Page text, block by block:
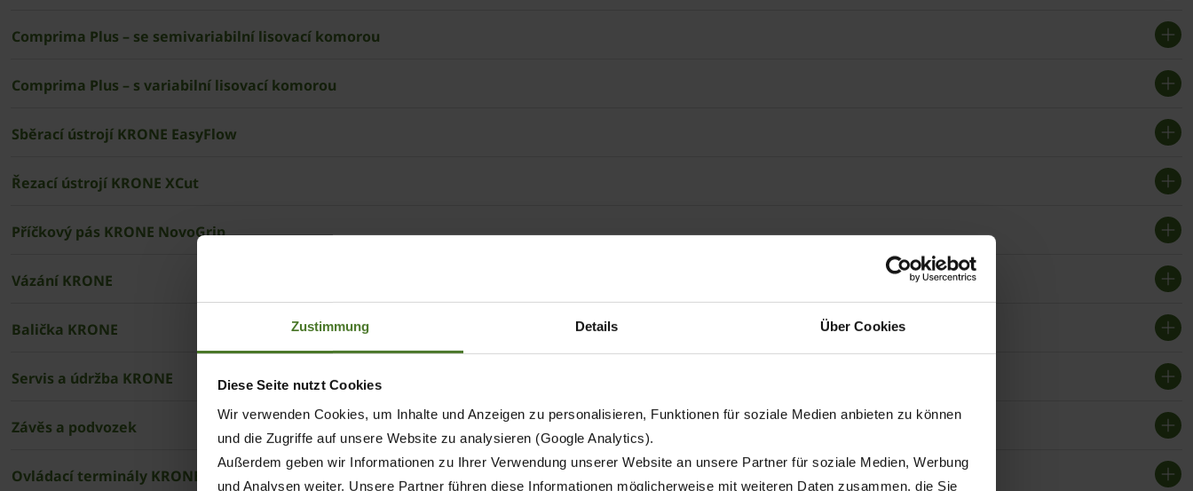
Zustimmung Details Über Cookies
Diese Seite nutzt Cookies
Wir verwenden Cookies, um Inhalte und Anzeigen zu personalisieren, Funktionen für soziale Medien anbieten zu können
und die Zugriffe auf unsere Website zu analysieren (Google Analytics).
Außerdem geben wir Informationen zu Ihrer Verwendung unserer Website an unsere Partner für soziale Medien, Werbung
und Analysen weiter. Unsere Partner führen diese Informationen möglicherweise mit weiteren Daten zusammen, die Sie
Comprima Plus – se semivariabilní lisovací komorou
Comprima Plus – s variabilní lisovací komorou
Sběrací ústrojí ­KRONE EasyFlow
Řezací ústrojí ­KRONE XCut
Příčkový pás ­KRONE NovoGrip
Vázání ­KRONE
Balička ­KRONE
Servis a údržba ­KRONE
Závěs a podvozek
Ovládací terminály ­KRONE